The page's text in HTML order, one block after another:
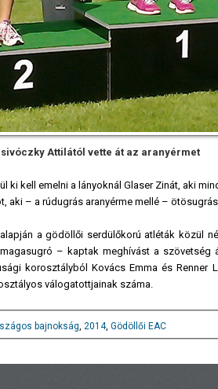
Attilától vette át az aranyérmet
ki kell emelni a lányoknál Glaser Zinát, aki
aki – a rúdugrás aranyérme mellé –
a gödöllői serdülőkorú atléták közül
– kaptak meghívást a
korosztályból Kovács Emma és Renner
válogatottjainak száma.
bajnokság, 2014, Gödöllői EAC